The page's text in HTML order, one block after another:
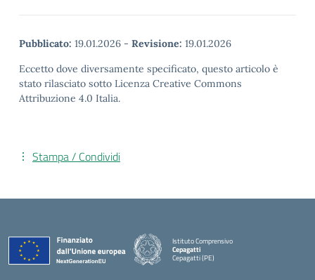
Pubblicato: 19.01.2026 - Revisione: 19.01.2026
Eccetto dove diversamente specificato, questo articolo è
stato rilasciato sotto Licenza Creative Commons
Attribuzione 4.0 Italia.
Stampa / Condividi
Istituto Comprensivo
Cepagatti
Cepagatti (PE)
— Visita la pagina iniziale della scuola